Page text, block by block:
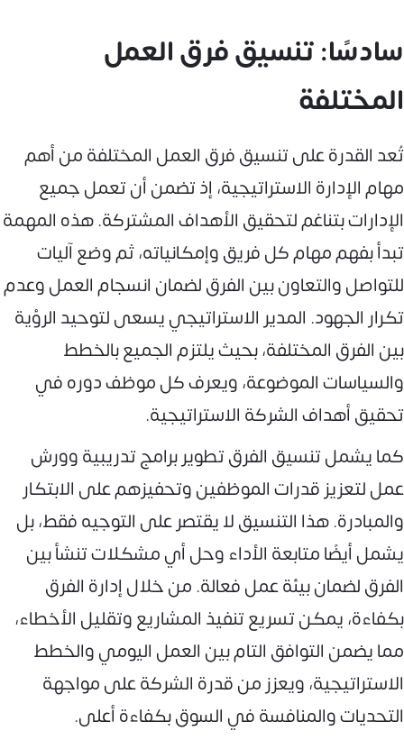
سادسًا: تنسيق فرق العمل
المختلفة
تُعد القدرة على تنسيق فرق العمل المختلفة من أهم
مهام الإدارة الاستراتيجية، إذ تضمن أن تعمل جميع
الإدارات بتناغم لتحقيق الأهداف المشتركة. هذه المهمة
تبدأ بفهم مهام كل فريق وإمكانياته، ثم وضع آليات
للتواصل والتعاون بين الفرق لضمان انسجام العمل وعدم
تكرار الجهود. المدير الاستراتيجي يسعى لتوحيد الرؤية
بين الفرق المختلفة، بحيث يلتزم الجميع بالخطط
والسياسات الموضوعة، ويعرف كل موظف دوره في
تحقيق أهداف الشركة الاستراتيجية.
كما يشمل تنسيق الفرق تطوير برامج تدريبية وورش
عمل لتعزيز قدرات الموظفين وتحفيزهم على الابتكار
والمبادرة. هذا التنسيق لا يقتصر على التوجيه فقط، بل
يشمل أيضًا متابعة الأداء وحل أي مشكلات تنشأ بين
الفرق لضمان بيئة عمل فعالة. من خلال إدارة الفرق
بكفاءة، يمكن تسريع تنفيذ المشاريع وتقليل الأخطاء،
مما يضمن التوافق التام بين العمل اليومي والخطط
الاستراتيجية، ويعزز من قدرة الشركة على مواجهة
التحديات والمنافسة في السوق بكفاءة أعلى.